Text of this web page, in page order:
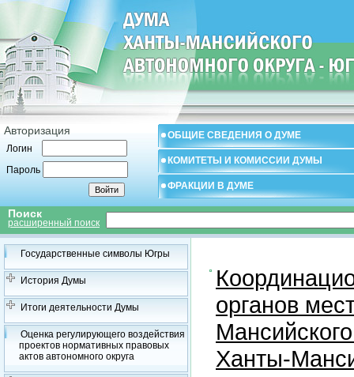
Авторизация
Логин
Пароль
ОБЩИЕ СВЕДЕНИЯ О ДУМЕ
КОМИТЕТЫ И КОМИССИИ ДУМЫ
ФРАКЦИИ В ДУМЕ
Поиск
расширенный поиск
Государственные символы Югры
История Думы
Итоги деятельности Думы
Оценка регулирующего воздействия
проектов нормативных правовых
актов автономного округа
органов
Ханты-